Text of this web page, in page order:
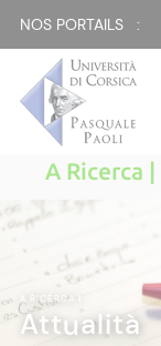
NOS PORTAILS :
A Ricerca |
A RICERCA
Attualità